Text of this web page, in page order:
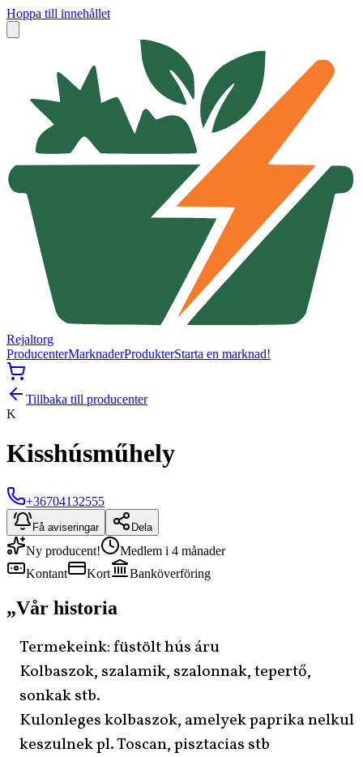
Hoppa till innehållet
Rejaltorg
ProducenterMarknaderProdukterStarta en marknad!
Tillbaka till producenter
K
Kisshúsműhely
+36704132555
Få aviseringar Dela
Ny producent!
Medlem i 4 månader
Kontant
Kort Banköverföring
„Vår historia
Termekeink: füstölt hús áru
Kolbaszok, szalamik, szalonnak, tepertő,
sonkak stb.
Kulonleges kolbaszok, amelyek paprika nelkul
keszulnek pl. Toscan, pisztacias stb